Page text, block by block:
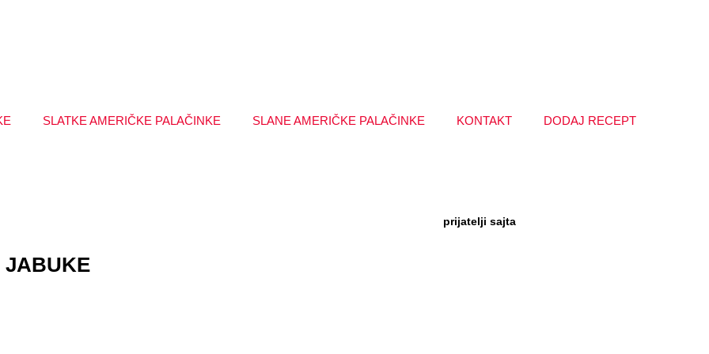
SLATKE AMERIČKE PALAČINKE SLANE AMERIČKE PALAČINKE KONTAKT DODAJ RECEPT
JABUKE
prijatelji sajta